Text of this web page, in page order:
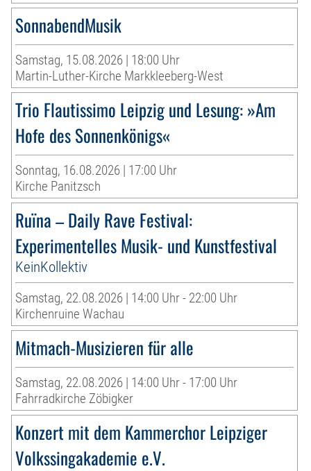
SonnabendMusik
Samstag, 15.08.2026 | 18:00 Uhr
Martin-Luther-Kirche Markkleeberg-West
Trio Flautissimo Leipzig und Lesung: »Am
Hofe des Sonnenkönigs«
Sonntag, 16.08.2026 | 17:00 Uhr
Kirche Panitzsch
Ruïna – Daily Rave Festival:
Experimentelles Musik- und Kunstfestival
KeinKollektiv
Samstag, 22.08.2026 | 14:00 Uhr - 22:00 Uhr
Kirchenruine Wachau
Mitmach-Musizieren für alle
Samstag, 22.08.2026 | 14:00 Uhr - 17:00 Uhr
Fahrradkirche Zöbigker
Konzert mit dem Kammerchor Leipziger
Volkssingakademie e.V.